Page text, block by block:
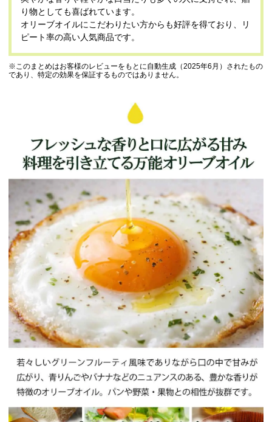
り物としても喜ばれています。
オリーブオイルにこだわりたい方からも好評を得ており、リ
ピート率の高い人気商品です。
※このまとめはお客様のレビューをもとに自動生成（2025年6月）されたもの
であり、特定の効果を保証するものではありません。